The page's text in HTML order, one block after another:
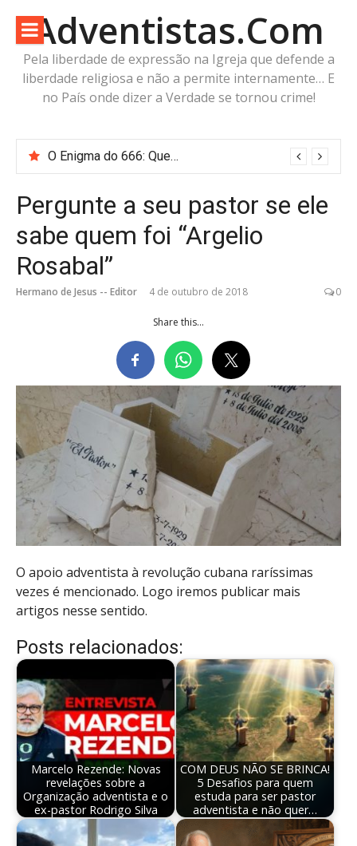
para
conteúdo
Adventistas.Com
Pela liberdade de expressão na Igreja que defende a
liberdade religiosa e não a permite internamente… E
no País onde dizer a Verdade se tornou crime!
Pergunte a seu pastor se ele
sabe quem foi “Argelio
Rosabal”
Hermano de Jesus -- Editor 4 de outubro de 2018 0
Share this...
O apoio adventista à revolução cubana raríssimas
vezes é mencionado. Logo iremos publicar mais
artigos nesse sentido.
Posts relacionados:
Marcelo Rezende: Novas
revelações sobre a
Organização adventista e o
ex-pastor Rodrigo Silva
COM DEUS NÃO SE BRINCA!
5 Desafios para quem
estuda para ser pastor
adventista e não quer…